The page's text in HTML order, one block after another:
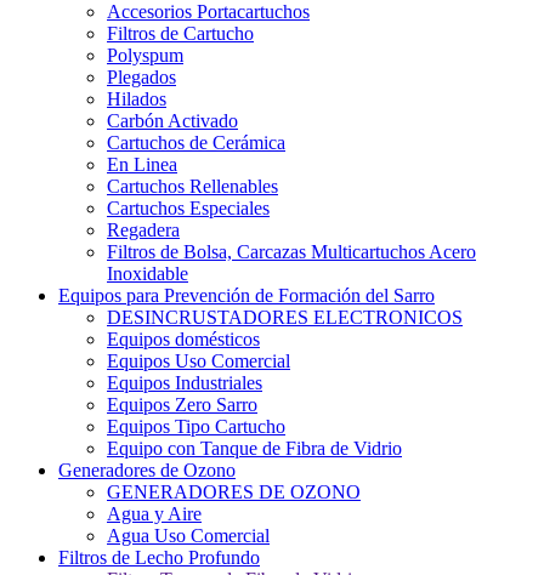
Accesorios Portacartuchos
Filtros de Cartucho
Polyspum
Plegados
Hilados
Carbón Activado
Cartuchos de Cerámica
En Linea
Cartuchos Rellenables
Cartuchos Especiales
Regadera
Filtros de Bolsa, Carcazas Multicartuchos Acero
Inoxidable
Equipos para Prevención de Formación del Sarro
DESINCRUSTADORES ELECTRONICOS
Equipos domésticos
Equipos Uso Comercial
Equipos Industriales
Equipos Zero Sarro
Equipos Tipo Cartucho
Equipo con Tanque de Fibra de Vidrio
Generadores de Ozono
GENERADORES DE OZONO
Agua y Aire
Agua Uso Comercial
Filtros de Lecho Profundo